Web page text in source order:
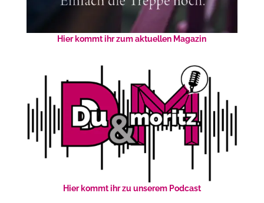
Hier kommt ihr zum aktuellen Magazin
Hier kommt ihr zu unserem Podcast